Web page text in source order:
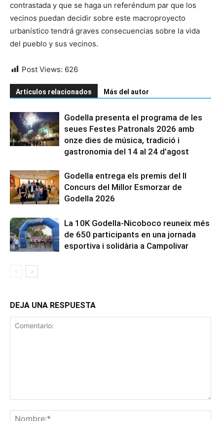
contrastada y que se haga un referéndum par que los
vecinos puedan decidir sobre este macroproyecto
urbanístico tendrá graves consecuencias sobre la vida
del pueblo y sus vecinos.
Post Views: 626
Artículos relacionados Más del autor
Godella presenta el programa de les
seues Festes Patronals 2026 amb
onze dies de música, tradició i
gastronomia del 14 al 24 d’agost
Godella entrega els premis del II
Concurs del Millor Esmorzar de
Godella 2026
La 10K Godella-Nicoboco reuneix més
de 650 participants en una jornada
esportiva i solidària a Campolivar
DEJA UNA RESPUESTA